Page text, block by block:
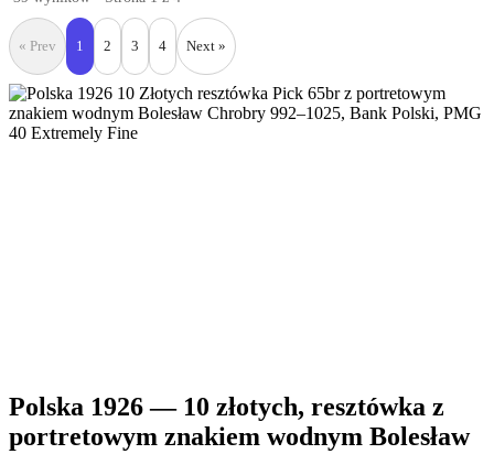
« Prev 1 2 3 4 Next »
Polska 1926 — 10 złotych, resztówka z
portretowym znakiem wodnym Bolesław